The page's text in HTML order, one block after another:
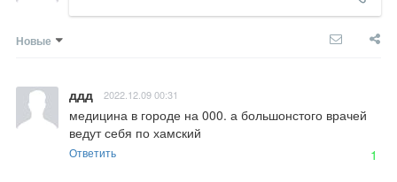
Новые
ддд 2022.12.09 00:31
медицина в городе на 000. а большонстого врачей
ведут себя по хамский
Ответить 1